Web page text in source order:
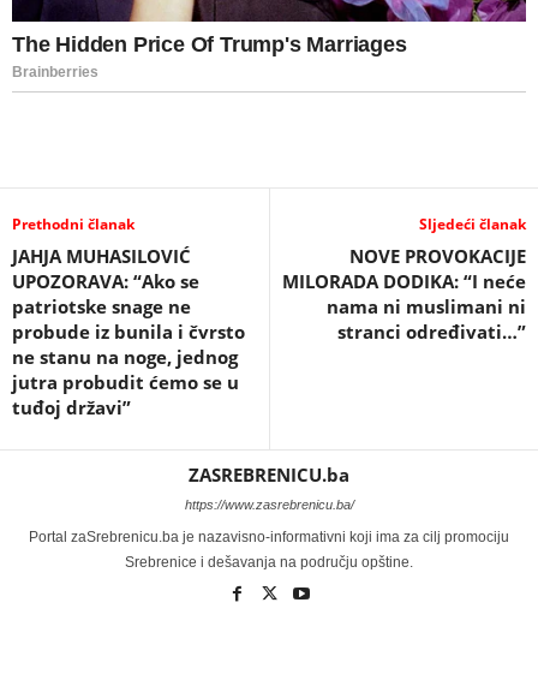
Prethodni članak
JAHJA MUHASILOVIĆ
UPOZORAVA: “Ako se
patriotske snage ne
probude iz bunila i čvrsto
ne stanu na noge, jednog
jutra probudit ćemo se u
tuđoj državi”
Sljedeći članak
NOVE PROVOKACIJE
MILORADA DODIKA: “I neće
nama ni muslimani ni
stranci određivati…”
ZASREBRENICU.ba
https://www.zasrebrenicu.ba/
Portal zaSrebrenicu.ba je nazavisno-informativni koji ima za cilj promociju
Srebrenice i dešavanja na području opštine.